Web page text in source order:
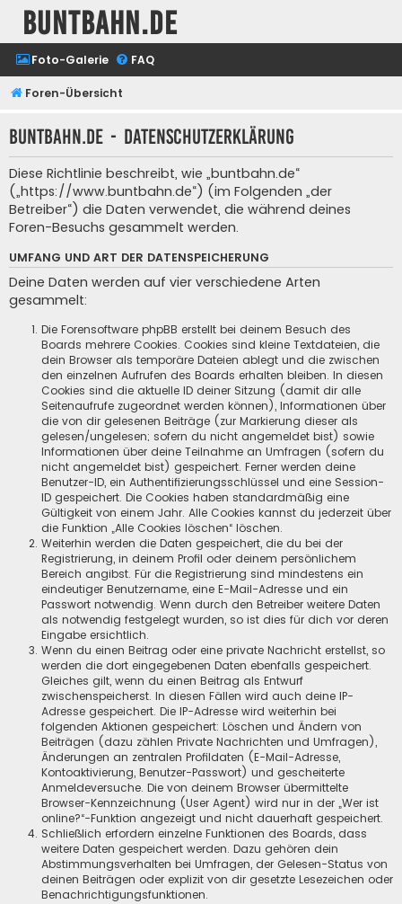
buntbahn.de
Foto-Galerie FAQ
Foren-Übersicht
buntbahn.de - Datenschutzerklärung
Diese Richtlinie beschreibt, wie „buntbahn.de“
(„https://www.buntbahn.de“) (im Folgenden „der
Betreiber“) die Daten verwendet, die während deines
Foren-Besuchs gesammelt werden.
UMFANG UND ART DER DATENSPEICHERUNG
Deine Daten werden auf vier verschiedene Arten
gesammelt:
Die Forensoftware phpBB erstellt bei deinem Besuch des
Boards mehrere Cookies. Cookies sind kleine Textdateien, die
dein Browser als temporäre Dateien ablegt und die zwischen
den einzelnen Aufrufen des Boards erhalten bleiben. In diesen
Cookies sind die aktuelle ID deiner Sitzung (damit dir alle
Seitenaufrufe zugeordnet werden können), Informationen über
die von dir gelesenen Beiträge (zur Markierung dieser als
gelesen/ungelesen; sofern du nicht angemeldet bist) sowie
Informationen über deine Teilnahme an Umfragen (sofern du
nicht angemeldet bist) gespeichert. Ferner werden deine
Benutzer-ID, ein Authentifizierungsschlüssel und eine Session-
ID gespeichert. Die Cookies haben standardmäßig eine
Gültigkeit von einem Jahr. Alle Cookies kannst du jederzeit über
die Funktion „Alle Cookies löschen“ löschen.
Weiterhin werden die Daten gespeichert, die du bei der
Registrierung, in deinem Profil oder deinem persönlichem
Bereich angibst. Für die Registrierung sind mindestens ein
eindeutiger Benutzername, eine E-Mail-Adresse und ein
Passwort notwendig. Wenn durch den Betreiber weitere Daten
als notwendig festgelegt wurden, so ist dies für dich vor deren
Eingabe ersichtlich.
Wenn du einen Beitrag oder eine private Nachricht erstellst, so
werden die dort eingegebenen Daten ebenfalls gespeichert.
Gleiches gilt, wenn du einen Beitrag als Entwurf
zwischenspeicherst. In diesen Fällen wird auch deine IP-
Adresse gespeichert. Die IP-Adresse wird weiterhin bei
folgenden Aktionen gespeichert: Löschen und Ändern von
Beiträgen (dazu zählen Private Nachrichten und Umfragen),
Änderungen an zentralen Profildaten (E-Mail-Adresse,
Kontoaktivierung, Benutzer-Passwort) und gescheiterte
Anmeldeversuche. Die von deinem Browser übermittelte
Browser-Kennzeichnung (User Agent) wird nur in der „Wer ist
online?“-Funktion angezeigt und nicht dauerhaft gespeichert.
Schließlich erfordern einzelne Funktionen des Boards, dass
weitere Daten gespeichert werden. Dazu gehören dein
Abstimmungsverhalten bei Umfragen, der Gelesen-Status von
deinen Beiträgen oder explizit von dir gesetzte Lesezeichen oder
Benachrichtigungsfunktionen.